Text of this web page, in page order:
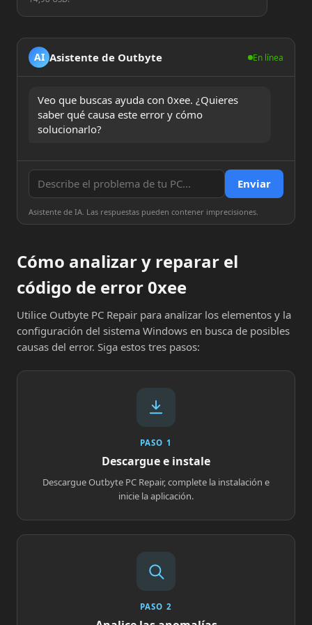
AI Asistente de Outbyte En línea
Veo que buscas ayuda con 0xee. ¿Quieres
saber qué causa este error y cómo
solucionarlo?
Enviar
Asistente de IA. Las respuestas pueden contener imprecisiones.
Cómo analizar y reparar el
código de error 0xee
Utilice Outbyte PC Repair para analizar los elementos y la
configuración del sistema Windows en busca de posibles
causas del error. Siga estos tres pasos:
PASO 1
Descargue e instale
Descargue Outbyte PC Repair, complete la instalación e
inicie la aplicación.
PASO 2